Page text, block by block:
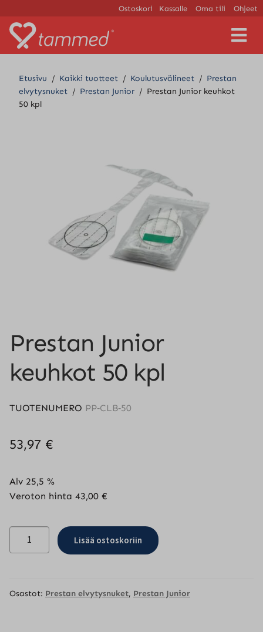
Ostoskori Kassalle Oma tili Ohjeet
V
a
l
Etusivu / Kaikki tuotteet / Koulutusvälineet / Prestan
elvytysnuket / Prestan Junior / Prestan Junior keuhkot
50 kpl
Prestan Junior
keuhkot 50 kpl
TUOTENUMERO PP‐CLB‐50
53,97 €
Alv 25,5 %
Veroton hinta 43,00 €
kpl
Lisää ostoskoriin
Osastot: Prestan elvytysnuket, Prestan Junior